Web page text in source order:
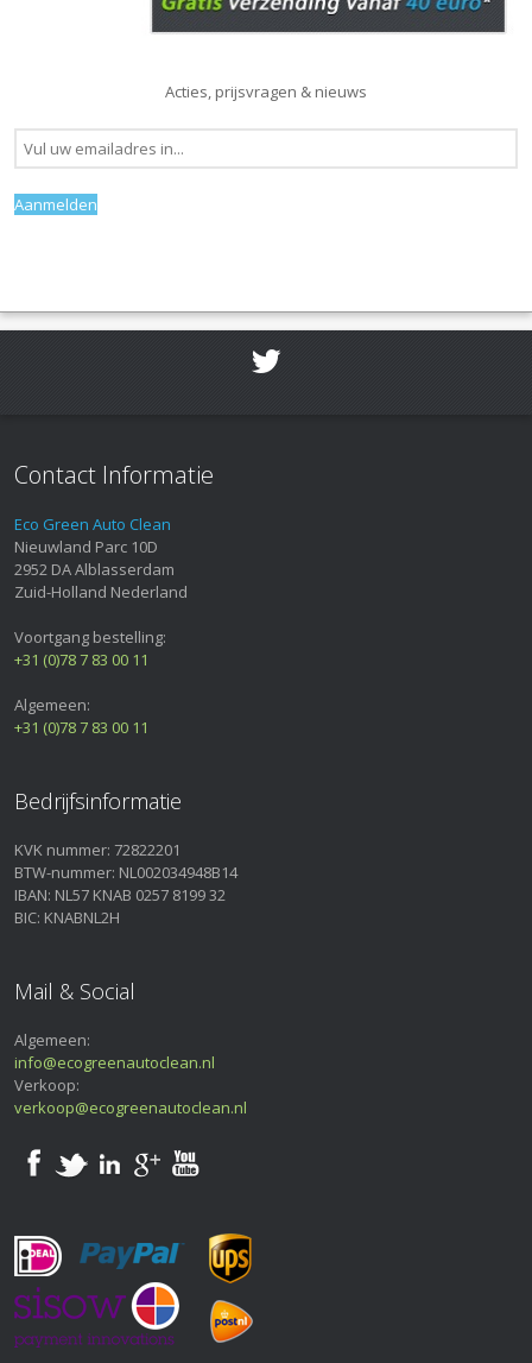
Acties, prijsvragen & nieuws
Contact Informatie
Eco Green Auto Clean
Nieuwland Parc 10D
2952 DAAlblasserdam
Zuid-Holland Nederland
Voortgang bestelling:
+31 (0)78 7 83 00 11
Algemeen:
+31 (0)78 7 83 00 11
Bedrijfsinformatie
KVK nummer: 72822201
BTW-nummer: NL002034948B14
IBAN: NL57 KNAB 0257 8199 32
BIC: KNABNL2H
Mail & Social
Algemeen:
info@ecogreenautoclean.nl
Verkoop:
verkoop@ecogreenautoclean.nl